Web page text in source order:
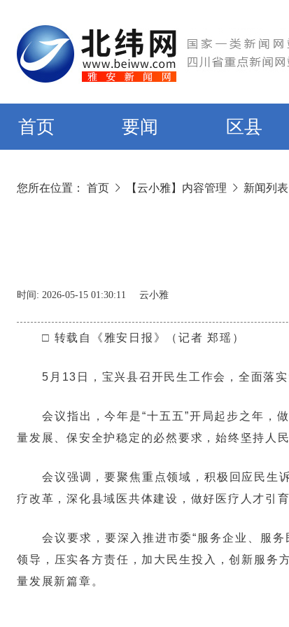
首页 要闻 区县
您所在位置： 首页 【云小雅】内容管理 新闻列表
时间: 2026-05-15 01:30:11 云小雅
□ 转载自《雅安日报》（记者 郑瑶）
5月13日，宝兴县召开民生工作会，全面落
会议指出，今年是“十五五”开局起步之年，
量发展、保安全护稳定的必然要求，始终坚持人
会议强调，要聚焦重点领域，积极回应民生
疗改革，深化县域医共体建设，做好医疗人才引
会议要求，要深入推进市委“服务企业、服
领导，压实各方责任，加大民生投入，创新服务
量发展新篇章。